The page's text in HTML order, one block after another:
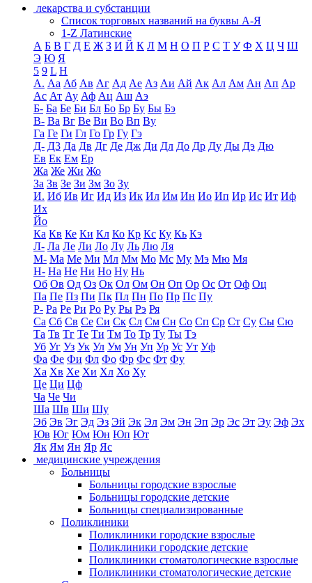
лекарства и субстанции
Список торговых названий на буквы А-Я
1-Z Латинские
А Б В Г Д Е Ж З И Й К Л М Н О П Р С Т У Ф Х Ц Ч Ш
Э Ю Я
5 9 L H
А. Аа Аб Ав Аг Ад Ае Аз Аи Ай Ак Ал Ам Ан Ап Ар
Ас Ат Ау Аф Ац Аш Аэ
Б- Ба Бе Би Бл Бо Бр Бу Бы Бэ
В- Ва Вг Ве Ви Во Вп Ву
Га Ге Ги Гл Го Гр Гу Гэ
Д- Д3 Да Дв Дг Де Дж Ди Дл До Др Ду Ды Дэ Дю
Ев Ек Ем Ер
Жа Же Жи Жо
За Зв Зе Зи Зм Зо Зу
И. Иб Ив Иг Ид Из Ик Ил Им Ин Ио Ип Ир Ис Ит Иф
Их
Йо
Ка Кв Ке Ки Кл Ко Кр Кс Ку Кь Кэ
Л- Ла Ле Ли Ло Лу Ль Лю Ля
М- Ма Ме Ми Мл Мм Мо Мс Му Мэ Мю Мя
Н- На Не Ни Но Ну Нь
Об Ов Од Оз Ок Ол Ом Он Оп Ор Ос От Оф Оц
Па Пе Пз Пи Пк Пл Пн По Пр Пс Пу
Р- Ра Ре Ри Ро Ру Ры Рэ Ря
Са Сб Св Се Си Ск Сл См Сн Со Сп Ср Ст Су Сы Сю
Та Тв Тг Те Ти Тм То Тр Ту Ты Тэ
Уб Уг Уз Ук Ул Ум Ун Уп Ур Ус Ут Уф
Фа Фе Фи Фл Фо Фр Фс Фт Фу
Ха Хв Хе Хи Хл Хо Ху
Це Ци Цф
Ча Че Чи
Ша Шв Ши Шу
Эб Эв Эг Эд Эз Эй Эк Эл Эм Эн Эп Эр Эс Эт Эу Эф Эх
Юв Юг Юм Юн Юп Ют
Як Ям Ян Яр Яс
медицинские учреждения
Больницы
Больницы городские взрослые
Больницы городские детские
Больницы специализированные
Поликлиники
Поликлиники городские взрослые
Поликлиники городские детские
Поликлиники стоматологические взрослые
Поликлиники стоматологические детские